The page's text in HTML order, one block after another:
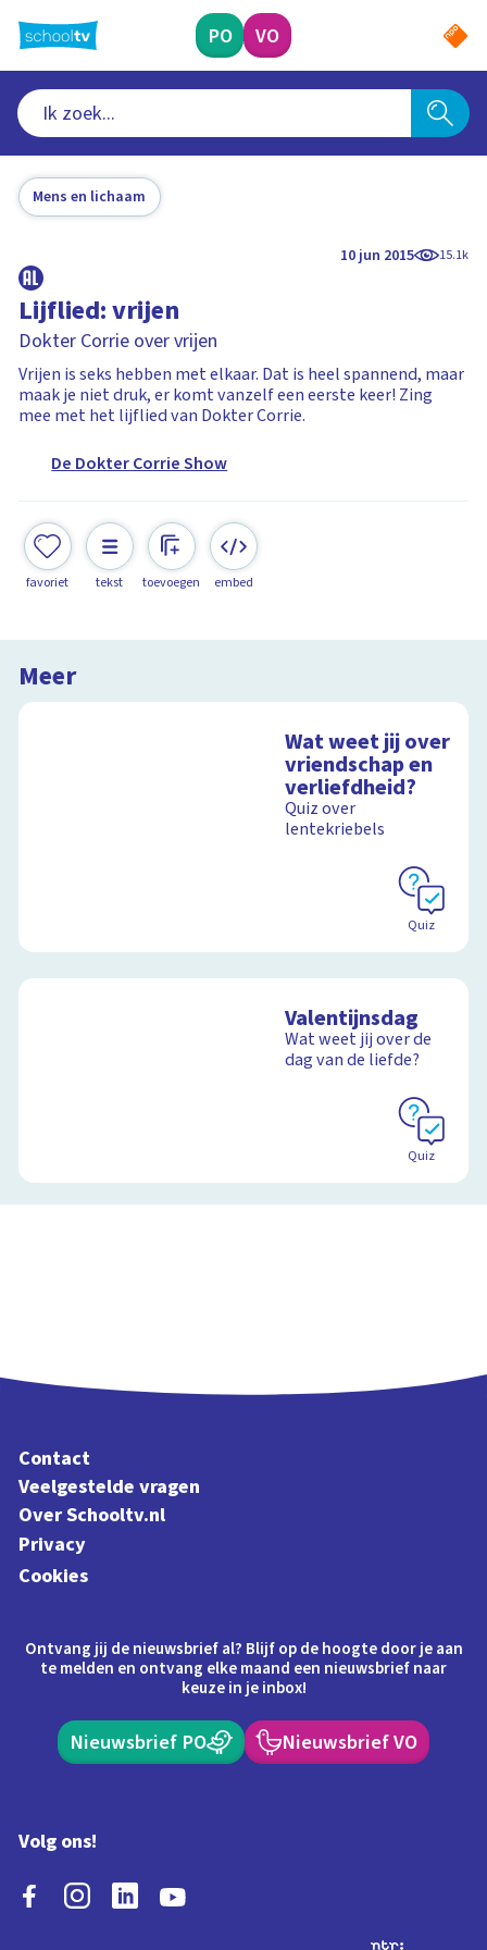
naar
hoofdinhoud
PO VO
Mens en lichaam
10 jun 2015 15.1k
Lijflied: vrijen
Dokter Corrie over vrijen
Vrijen is seks hebben met elkaar. Dat is heel spannend, maar
maak je niet druk, er komt vanzelf een eerste keer! Zing
mee met het lijflied van Dokter Corrie.
De Dokter Corrie Show
favoriet tekst toevoegen embed
Meer
Wat weet jij over
vriendschap en
verliefdheid?
Quiz over
lentekriebels
Quiz
Valentijnsdag
Wat weet jij over de
dag van de liefde?
Quiz
Contact
Veelgestelde vragen
Over Schooltv.nl
Privacy
Cookies
Ontvang jij de nieuwsbrief al? Blijf op de hoogte door je aan
te melden en ontvang elke maand een nieuwsbrief naar
keuze in je inbox!
Nieuwsbrief PO Nieuwsbrief VO
Volg ons!